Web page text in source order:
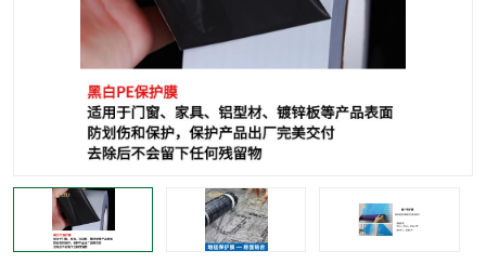
明蓝保护膜 纯黑保护膜
印字保护膜 彩钢板保护膜
不绣钢板保护膜 两边上胶保护膜
不锈钢板保护膜 一次性隔离膜